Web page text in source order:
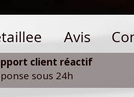
Avis
client réactif
sous 24h